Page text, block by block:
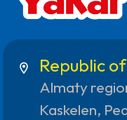
location_on Republic
Almaty
Kaskelen,